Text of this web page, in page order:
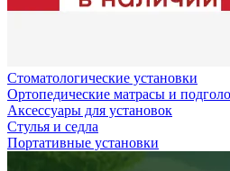
Стоматологические установки
Ортопедические матрасы и
Аксессуары для установок
Стулья и седла
Портативные установки